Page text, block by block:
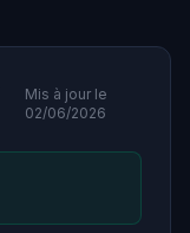
Mis à jour le
02/06/2026